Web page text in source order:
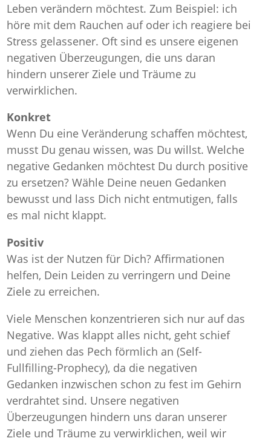
Leben verändern möchtest. Zum Beispiel: ich
höre mit dem Rauchen auf oder ich reagiere bei
Stress gelassener. Oft sind es unsere eigenen
negativen Überzeugungen, die uns daran
hindern unserer Ziele und Träume zu
verwirklichen.
Konkret
Wenn Du eine Veränderung schaffen möchtest,
musst Du genau wissen, was Du willst. Welche
negative Gedanken möchtest Du durch positive
zu ersetzen? Wähle Deine neuen Gedanken
bewusst und lass Dich nicht entmutigen, falls
es mal nicht klappt.
Positiv
Was ist der Nutzen für Dich? Affirmationen
helfen, Dein Leiden zu verringern und Deine
Ziele zu erreichen.
Viele Menschen konzentrieren sich nur auf das
Negative. Was klappt alles nicht, geht schief
und ziehen das Pech förmlich an (Self-
Fullfilling-Prophecy), da die negativen
Gedanken inzwischen schon zu fest im Gehirn
verdrahtet sind. Unsere negativen
Überzeugungen hindern uns daran unserer
Ziele und Träume zu verwirklichen, weil wir